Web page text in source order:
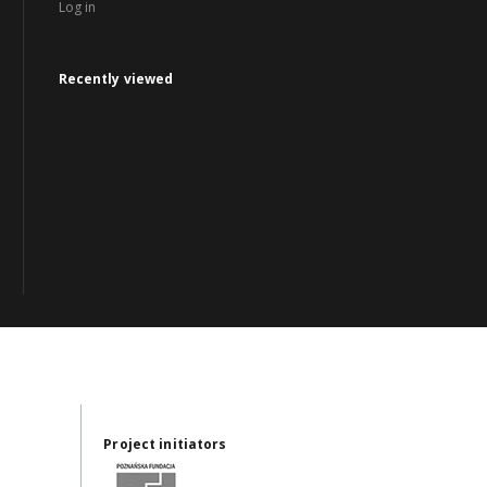
Log in
Recently viewed
Project initiators